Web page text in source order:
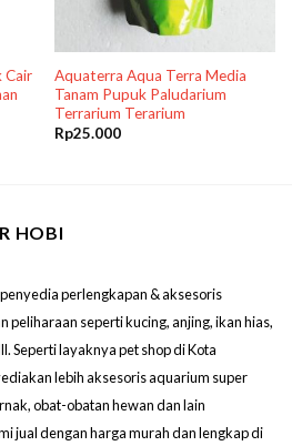
Cair
Aquaterra Aqua Terra Media
Tanam Pupuk Paludarium
Terrarium Terarium
Rp25.000
HOBI
perlengkapan & aksesoris
peliharaan seperti kucing, anjing, ikan hias,
Seperti layaknya pet shop di Kota
lebih aksesoris aquarium super
obat-obatan hewan dan lain
jual dengan harga murah dan lengkap di